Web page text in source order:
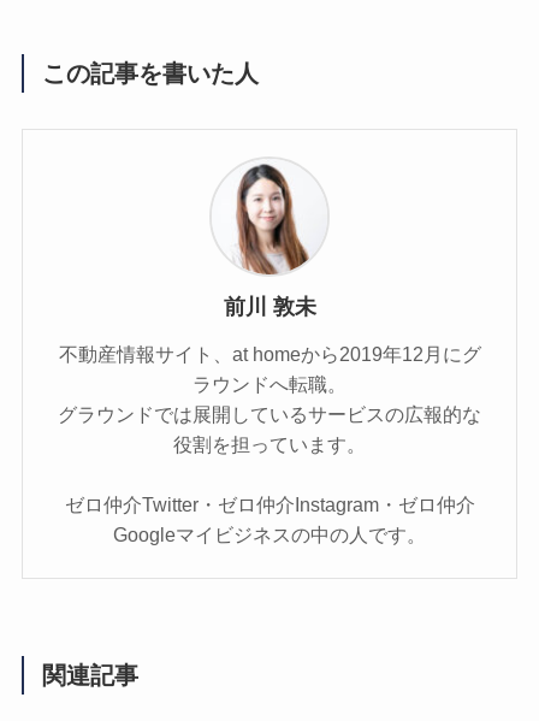
この記事を書いた人
前川 敦未
不動産情報サイト、at homeから2019年12月にグ
ラウンドへ転職。
グラウンドでは展開しているサービスの広報的な
役割を担っています。
ゼロ仲介Twitter・ゼロ仲介Instagram・ゼロ仲介
Googleマイビジネスの中の人です。
関連記事